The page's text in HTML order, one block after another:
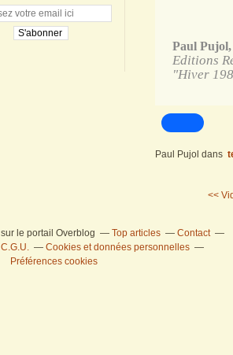
Paul
Editions
"Hiver
Paul Pujol dans
<<
sur le portail Overblog Top articles
Contact
C.G.U.
Cookies et données personnelles
Préférences cookies